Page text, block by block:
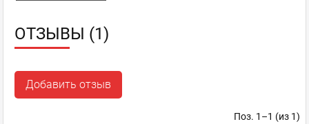
ОТЗЫВЫ (1)
Добавить отзыв
Поз. 1–1 (из 1)